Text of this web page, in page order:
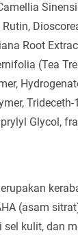
Root
(Tea
Trideceth-
Glycol,
(asam
kulit, dan